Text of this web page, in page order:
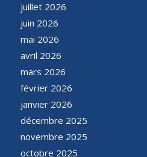
juillet 2026
juin 2026
mai 2026
avril 2026
mars 2026
février 2026
janvier 2026
décembre 2025
novembre 2025
octobre 2025